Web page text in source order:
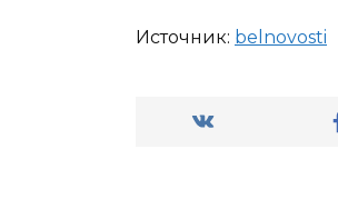
Источник: bel­novosti